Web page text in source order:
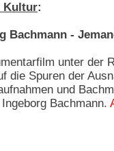
Kultur:
Bachmann -
unter der
die Spuren der
und
Bachmann.